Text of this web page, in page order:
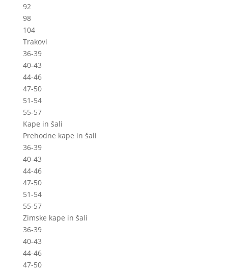
92
98
104
Trakovi
36-39
40-43
44-46
47-50
51-54
55-57
Kape in šali
Prehodne kape in šali
36-39
40-43
44-46
47-50
51-54
55-57
Zimske kape in šali
36-39
40-43
44-46
47-50